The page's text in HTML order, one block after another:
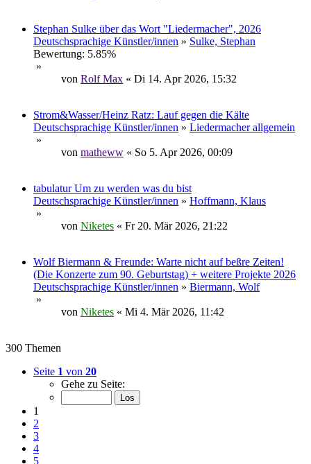
Stephan Sulke über das Wort "Liedermacher", 2026
Deutschsprachige Künstler/innen » Sulke, Stephan
Bewertung: 5.85%
»
von Rolf Max « Di 14. Apr 2026, 15:32
Strom&Wasser/Heinz Ratz: Lauf gegen die Kälte
Deutschsprachige Künstler/innen » Liedermacher allgemein
»
von matheww « So 5. Apr 2026, 00:09
tabulatur Um zu werden was du bist
Deutschsprachige Künstler/innen » Hoffmann, Klaus
»
von Niketes « Fr 20. Mär 2026, 21:22
Wolf Biermann & Freunde: Warte nicht auf beßre Zeiten!
(Die Konzerte zum 90. Geburtstag) + weitere Projekte 2026
Deutschsprachige Künstler/innen » Biermann, Wolf
»
von Niketes « Mi 4. Mär 2026, 11:42
300 Themen
Seite 1 von 20
Gehe zu Seite:
1
2
3
4
5